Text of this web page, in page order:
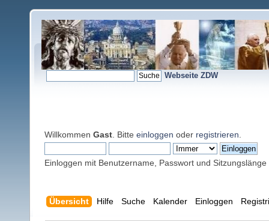
Webseite ZDW
Willkommen Gast . Bitte einloggen oder registrieren
Einloggen mit Benutzername, Passwort und Sitzungslänge
Übersicht Hilfe Suche Kalender Einloggen